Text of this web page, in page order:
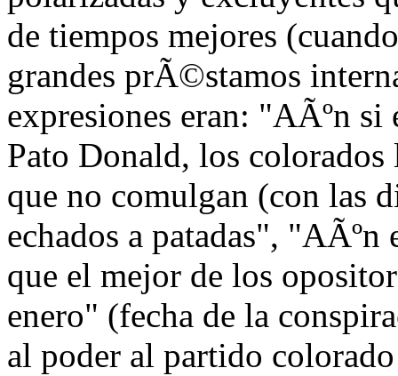
de tiempos mejores
grandes prÃ©stamos
expresiones eran: "AÃºn
Pato Donald, los
que no comulgan (con las
echados a patadas",
que el mejor de los
enero" (fecha de la
al poder al partido